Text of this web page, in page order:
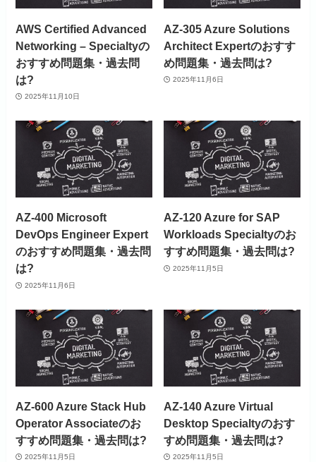
AWS Certified Advanced
Networking – Specialtyの
おすすめ問題集・過去問
は?
2025年11月10日
AZ-305 Azure Solutions
Architect Expertのおすす
め問題集・過去問は?
2025年11月6日
AZ-400 Microsoft
DevOps Engineer Expert
のおすすめ問題集・過去問
は?
2025年11月6日
AZ-120 Azure for SAP
Workloads Specialtyのお
すすめ問題集・過去問は?
2025年11月5日
AZ-600 Azure Stack Hub
Operator Associateのお
すすめ問題集・過去問は?
2025年11月5日
AZ-140 Azure Virtual
Desktop Specialtyのおす
すめ問題集・過去問は?
2025年11月5日